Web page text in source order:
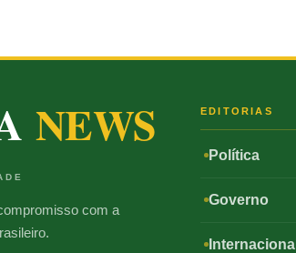
NEWS
com a
EDITORIAS
Política
Governo
Internacional